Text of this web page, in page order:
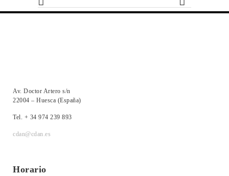
Av. Doctor Artero s/n
22004 – Huesca (España)
Tel. + 34 974 239 893
cdan@cdan.es
Horario